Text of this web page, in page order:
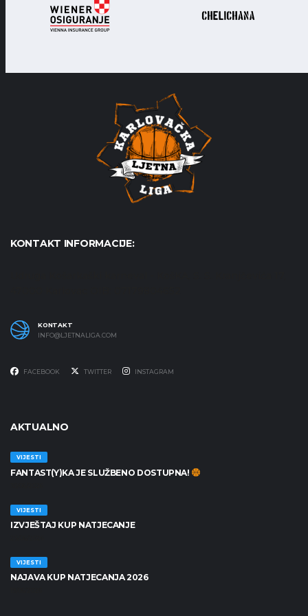
KONTAKT INFORMACIJE:
KONTAKT
INFO@LJETNALIGA.COM
FACEBOOK TWITTER INSTAGRAM
AKTUALNO
VIJESTI
FANTAST(Y)KA JE SLUŽBENO DOSTUPNA!
VIJESTI
IZVJEŠTAJ KUP NATJECANJE
VIJESTI
NAJAVA KUP NATJECANJA 2026